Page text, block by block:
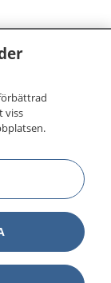
viss